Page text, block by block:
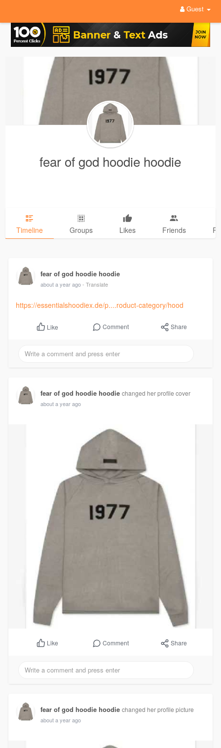
Guest
fear of god hoodie hoodie
Timeline Groups Likes Friends
fear of god hoodie hoodie
about a year ago - Translate
https://essentialshoodiex.de/p....roduct-category/hood
Like Comment Share
fear of god hoodie hoodie changed her profile cover
about a year ago
Like Comment Share
fear of god hoodie hoodie changed her profile picture
about a year ago